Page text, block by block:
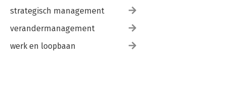
strategisch management
verandermanagement
werk en loopbaan